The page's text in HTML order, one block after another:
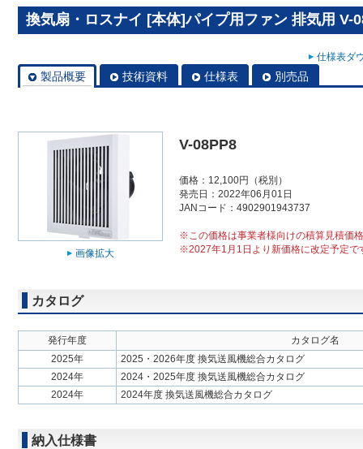
換気扇・ロスナイ [本体]パイプ用ファン 排気用 V-
仕様表ダ
製品概要 技術資料 仕様表 別売品
画像拡大
V-08PP8
価格：12,100円（税別）
発売日：2022年06月01日
JANコード：4902901943737
※この価格は事業者様向けの積算見積価
※2027年1月1日より新価格に改定予定で
カタログ
発行年度
カタログ名
2025年
2025・2026年度 換気送風機総合カタログ
2024年
2024・2025年度 換気送風機総合カタログ
2024年
2024年度 換気送風機総合カタログ
納入仕様書